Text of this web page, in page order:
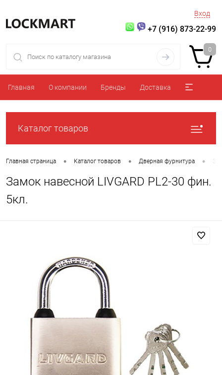
Вход
+7 (916) 873-22-99
0
Главная О компании Бренды Доставка
Каталог товаров
Главная страница • Каталог товаров • Дверная фурнитура •
Замок навесной LIVGARD PL2-30 фин.
5кл.